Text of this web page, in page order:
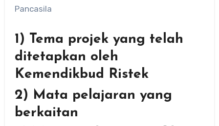
Pancasila
1) Tema projek yang telah
ditetapkan oleh
Kemendikbud Ristek
2) Mata pelajaran yang
berkaitan